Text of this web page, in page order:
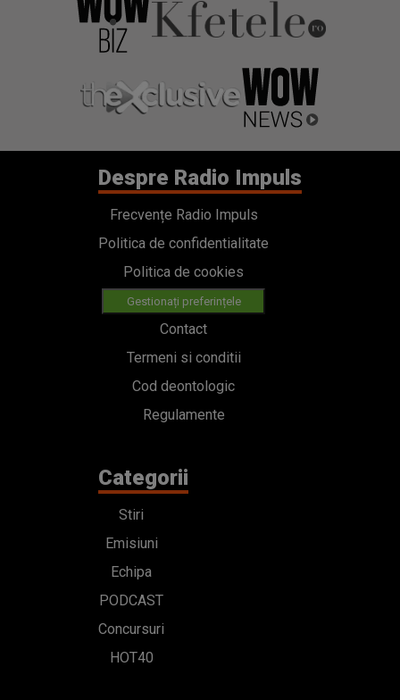
Despre Radio Impuls
Frecvențe Radio Impuls
Politica de confidentialitate
Politica de cookies
Gestionați preferințele
Contact
Termeni si conditii
Cod deontologic
Regulamente
Categorii
Stiri
Emisiuni
Echipa
PODCAST
Concursuri
HOT40